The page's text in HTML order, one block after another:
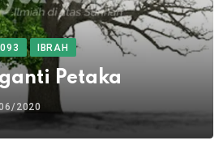
IBRAH
Petaka
2020